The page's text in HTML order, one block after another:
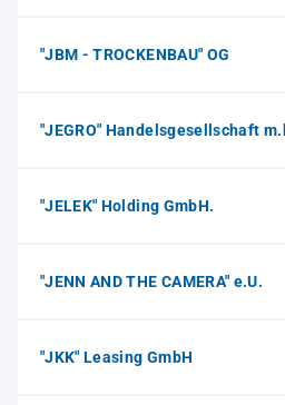
"JBM - TROCKENBAU" OG
"JEGRO" Handelsgesellschaft
"JELEK" Holding GmbH.
"JENN AND THE CAMERA" e.U.
"JKK" Leasing GmbH